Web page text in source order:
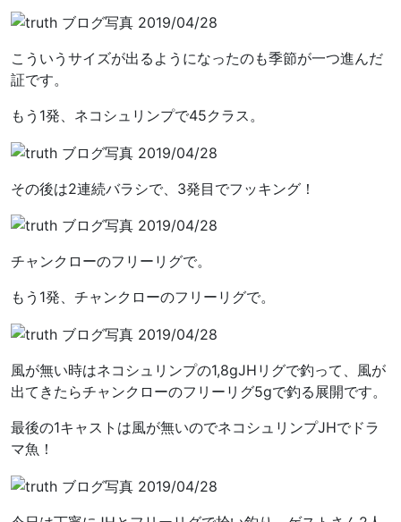
こういうサイズが出るようになったのも季節が一つ進んだ
証です。
もう1発、ネコシュリンプで45クラス。
その後は2連続バラシで、3発目でフッキング！
チャンクローのフリーリグで。
もう1発、チャンクローのフリーリグで。
風が無い時はネコシュリンプの1,8gJHリグで釣って、風が
出てきたらチャンクローのフリーリグ5gで釣る展開です。
最後の1キャストは風が無いのでネコシュリンプJHでドラ
マ魚！